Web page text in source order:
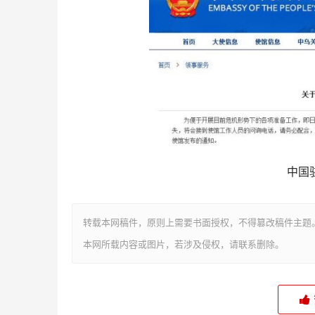
中国
转载本网稿件，原则上需要书面授权，不得篡改稿件主
本网所载内容或图片，若涉及侵权，请联系删除。